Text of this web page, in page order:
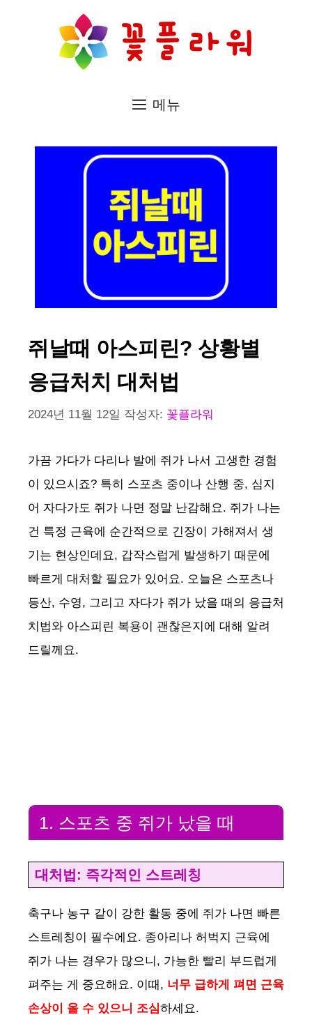
메뉴
쥐날때 아스피린? 상황별
응급처치 대처법
2024년 11월 12일 작성자: 꽃플라워
가끔 가다가 다리나 발에 쥐가 나서 고생한 경험
이 있으시죠? 특히 스포츠 중이나 산행 중, 심지
어 자다가도 쥐가 나면 정말 난감해요. 쥐가 나는
건 특정 근육에 순간적으로 긴장이 가해져서 생
기는 현상인데요, 갑작스럽게 발생하기 때문에
빠르게 대처할 필요가 있어요. 오늘은 스포츠나
등산, 수영, 그리고 자다가 쥐가 났을 때의 응급처
치법와 아스피린 복용이 괜찮은지에 대해 알려
드릴께요.
1. 스포츠 중 쥐가 났을 때
대처법: 즉각적인 스트레칭
축구나 농구 같이 강한 활동 중에 쥐가 나면 빠른
스트레칭이 필수에요. 종아리나 허벅지 근육에
쥐가 나는 경우가 많으니, 가능한 빨리 부드럽게
펴주는 게 중요해요. 이때, 너무 급하게 펴면 근육
손상이 올 수 있으니 조심하세요.